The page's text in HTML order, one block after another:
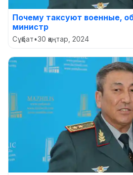
Почему таксуют военные,
министр
Сұқбат•30 қаңтар, 2024